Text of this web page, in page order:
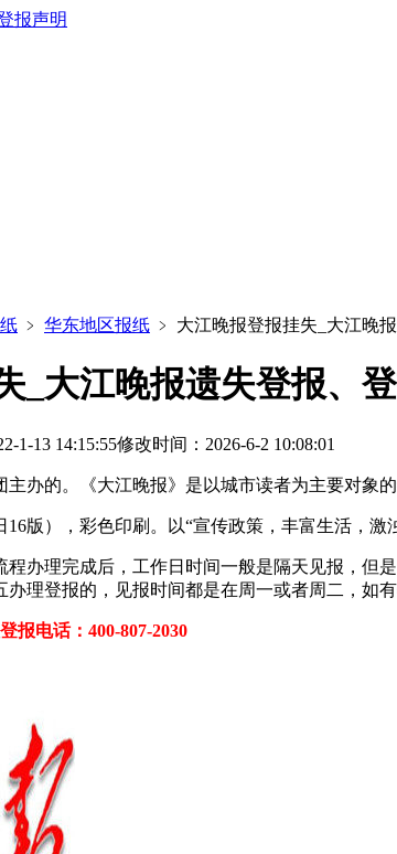
报声明
﹥ 华东地区报纸 ﹥ 大江晚报登报挂失_大江晚
_大江晚报遗失登报、
1-13 14:15:55修改时间：2026-6-2 10:08:01
主办的。《大江晚报》是以城市读者为主要对象
16版），彩色印刷。以“宣传政策，丰富生活，
程办理完成后，工作日时间一般是隔天见报，但
理登报的，见报时间都是在周一或者周二，如
登报电话：400-807-2030